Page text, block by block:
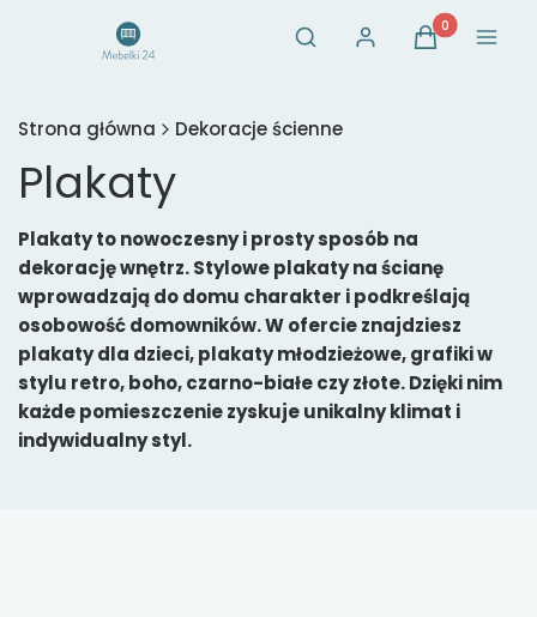
Otwórz wyszukiwarkę
Szukaj Zaloguj sięProdukty w
Koszyk Menu
Strona główna Dekoracje ścienne
Plakaty
Plakaty to nowoczesny i prosty sposób na
dekorację wnętrz. Stylowe plakaty na ścianę
wprowadzają do domu charakter i podkreślają
osobowość domowników. W ofercie znajdziesz
plakaty dla dzieci, plakaty młodzieżowe, grafiki w
stylu retro, boho, czarno-białe czy złote. Dzięki nim
każde pomieszczenie zyskuje unikalny klimat i
indywidualny styl.